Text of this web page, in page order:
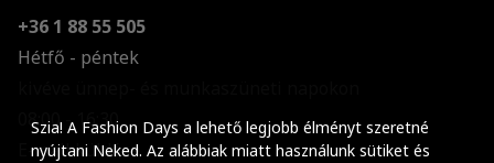
Szia! A Fashion Days a lehető legjobb élményt szeretné
nyújtani Neked. Az alábbiak miatt használunk sütiket és
+36 1 88 55 505
Hétfő - péntek
08:00 - 16:30
E-mail küldése
Szöveg méretének